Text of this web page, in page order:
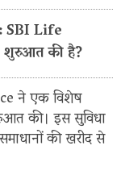
SBI Life
शुरुआत की है?
ने एक विशेष
की। इस सुविधा
की खरीद से